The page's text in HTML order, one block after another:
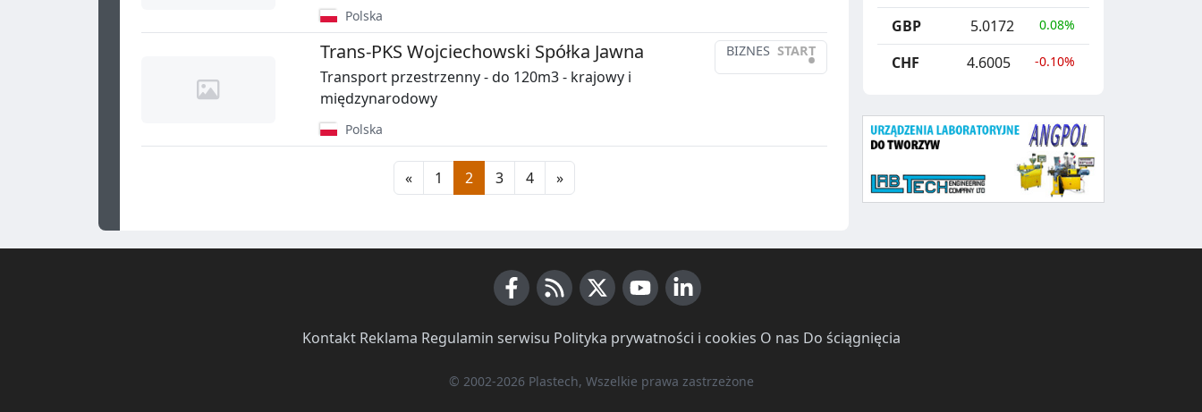
Polska
BIZNES START
•
Trans-PKS Wojciechowski Spółka Jawna
Transport przestrzenny - do 120m3 - krajowy i
międzynarodowy
Polska
« 1 2 3 4 »
R
G
A
C
J
E
C
GBP 5.0172 0.08%
CHF 4.6005 -0.10%
Kontakt· Reklama Regulamin serwisu Polityka prywatności i cookies O nas Do ściągnięcia
© 2002-2026 Plastech, Wszelkie prawa zastrzeżone